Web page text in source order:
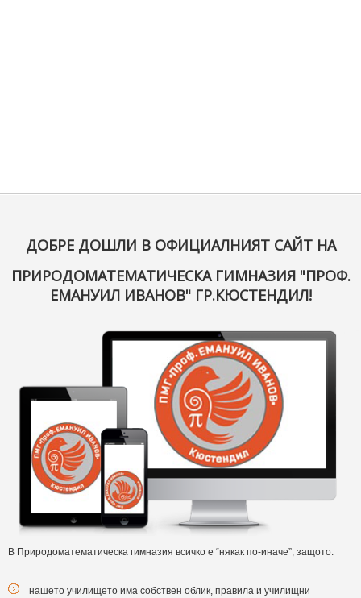
ДОБРЕ ДОШЛИ В ОФИЦИАЛНИЯТ САЙТ НА
ПРИРОДОМАТЕМАТИЧЕСКА ГИМНАЗИЯ "ПРОФ.
ЕМАНУИЛ ИВАНОВ" ГР.КЮСТЕНДИЛ!
В Природоматематическа гимназия всичко е “някак по-иначе”, защото:
нашето училището има собствен облик, правила и училищни